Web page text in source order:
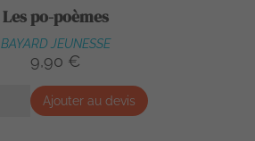
Les po-poèmes
BAYARD JEUNESSE
9,90 €
Ajouter au devis